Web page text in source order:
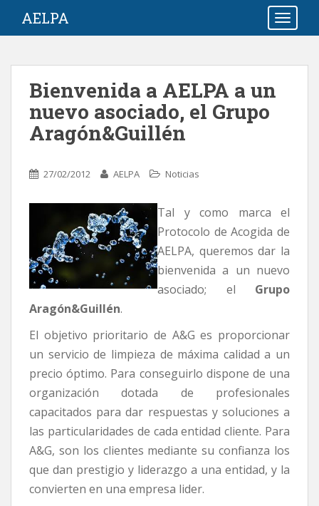
i
AELPA
Bienvenida a AELPA a un
nuevo asociado, el Grupo
Aragón&Guillén
27/02/2012 AELPA Noticias
Tal y como marca el
Protocolo de Acogida de
AELPA, queremos dar la
bienvenida a un nuevo
asociado; el Grupo
Aragón&Guillén.
El objetivo prioritario de A&G es proporcionar
un servicio de limpieza de máxima calidad a un
precio óptimo. Para conseguirlo dispone de una
organización dotada de profesionales
capacitados para dar respuestas y soluciones a
las particularidades de cada entidad cliente. Para
A&G, son los clientes mediante su confianza los
que dan prestigio y liderazgo a una entidad, y la
convierten en una empresa lider.